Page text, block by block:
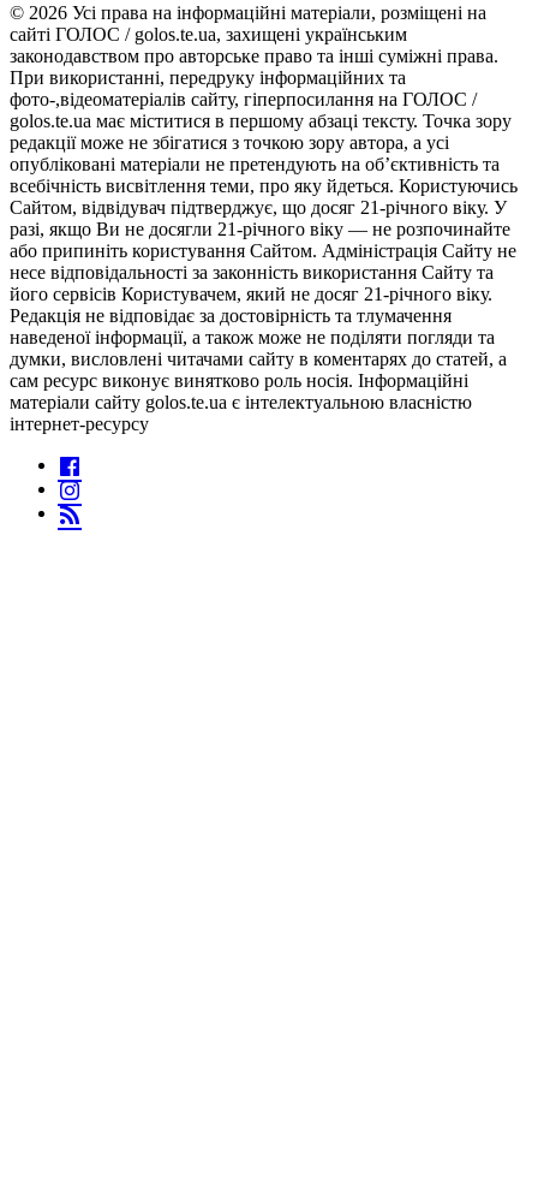
© 2026 Усі права на інформаційні матеріали, розміщені на
сайті ГОЛОС / golos.te.ua, захищені українським
законодавством про авторське право та інші суміжні права.
При використанні, передруку інформаційних та
фото-,відеоматеріалів сайту, гіперпосилання на ГОЛОС /
golos.te.ua має міститися в першому абзаці тексту. Точка зору
редакції може не збігатися з точкою зору автора, а усі
опубліковані матеріали не претендують на об’єктивність та
всебічність висвітлення теми, про яку йдеться. Користуючись
Сайтом, відвідувач підтверджує, що досяг 21-річного віку. У
разі, якщо Ви не досягли 21-річного віку — не розпочинайте
або припиніть користування Сайтом. Адміністрація Сайту не
несе відповідальності за законність використання Сайту та
його сервісів Користувачем, який не досяг 21-річного віку.
Редакція не відповідає за достовірність та тлумачення
наведеної інформації, а також може не поділяти погляди та
думки, висловлені читачами сайту в коментарях до статей, а
сам ресурс виконує винятково роль носія. Інформаційні
матеріали сайту golos.te.ua є інтелектуальною власністю
інтернет-ресурсу